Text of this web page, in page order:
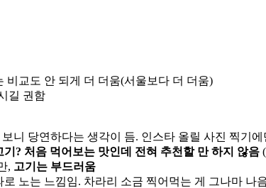
비교도 안 되게 더 더움(서울보다 더 더움)
길 권함
니 당연하다는 생각이 듬. 인스타 올릴 사진 찍기
? 처음 먹어보는 맛인데 전혀 추천할 만 하지 않음
, 고기는 부드러움
노는 느낌임. 차라리 소금 찍어먹는 게 그나마 나